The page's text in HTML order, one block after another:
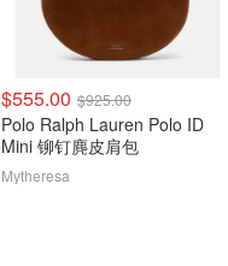
$555.00 $925.00
Polo Ralph Lauren Polo ID
Mini 铆钉麂皮肩包
Mytheresa